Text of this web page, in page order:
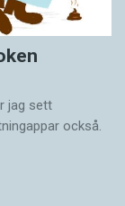
jag sett
också.